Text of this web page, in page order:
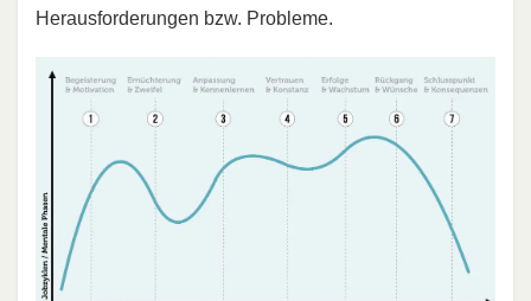
Herausforderungen bzw. Probleme.